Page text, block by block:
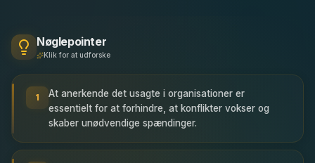
Nøglepointer
Klik for at udforske
1
At anerkende det usagte i organisationer er
essentielt for at forhindre, at konflikter vokser og
skaber unødvendige spændinger.